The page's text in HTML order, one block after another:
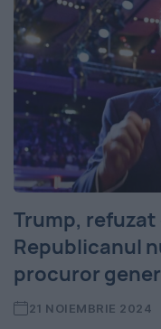
Trump, refuzat
Republicanul
procuror
21 NOIEMBRIE 2024